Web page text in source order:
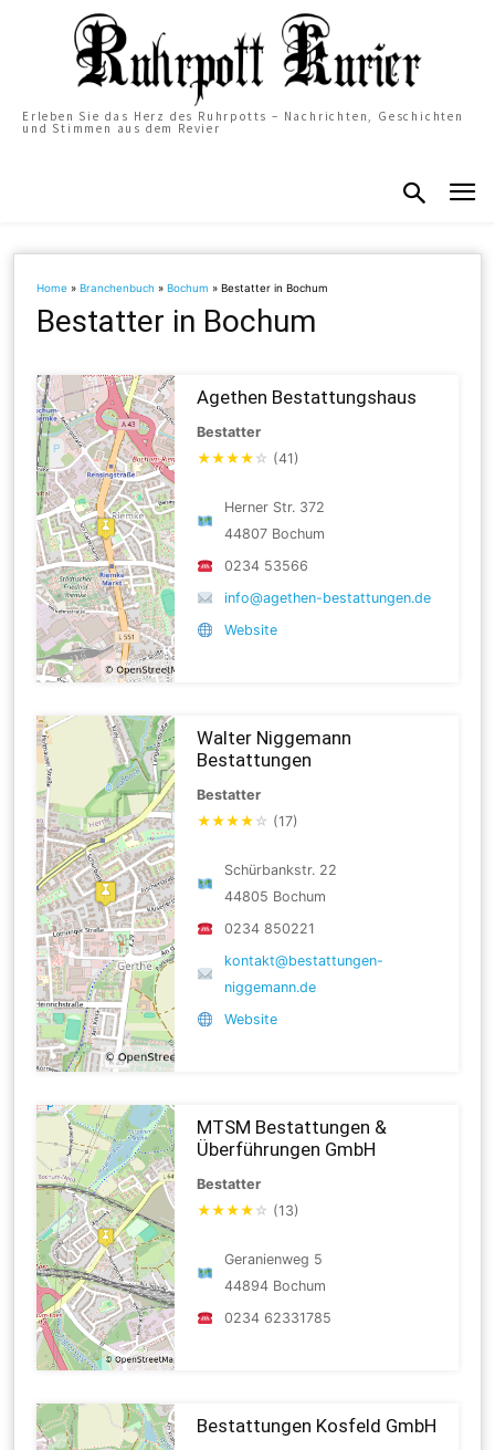
Erleben Sie das Herz des Ruhrpotts – Nachrichten, Geschichten
und Stimmen aus dem Revier
Home »Branchenbuch »Bochum »Bestatter in Bochum
Bestatter in Bochum
Agethen Bestattungshaus
Bestatter
★★★★ ☆ (41)
Herner Str. 372
44807 Bochum
0234 53566
info@agethen-bestattungen.de
Website
Walter Niggemann
Bestattungen
Bestatter
★★★★ ☆ (17)
Schürbankstr. 22
44805 Bochum
0234 850221
kontakt@bestattungen-
niggemann.de
Website
MTSM Bestattungen &
Überführungen GmbH
Bestatter
★★★★ ☆ (13)
Geranienweg 5
44894 Bochum
0234 62331785
Bestattungen Kosfeld GmbH